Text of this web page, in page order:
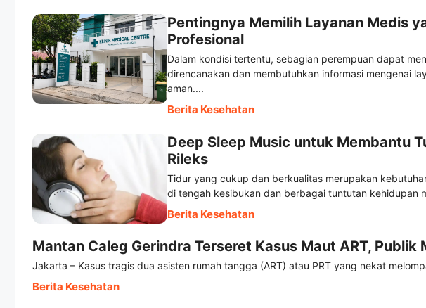
Pentingnya Memilih Layanan Medis
Profesional
Dalam kondisi tertentu, sebagian perempuan dapat
direncanakan dan membutuhkan informasi mengenai
aman....
Berita Kesehatan
Deep Sleep Music untuk Membantu
Rileks
Tidur yang cukup dan berkualitas merupakan
di tengah kesibukan dan berbagai tuntutan kehidupan
Berita Kesehatan
Mantan Caleg Gerindra Terseret Kasus Maut ART, Publik
Jakarta – Kasus tragis dua asisten rumah tangga (ART) atau PRT yang nekat
Berita Kesehatan